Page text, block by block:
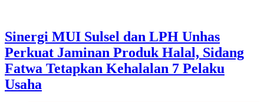
Label Halal Belum Ada, Bolehkah Dibeli?
MUI Sulsel Jelaskan Batas Kaidah
Darurat